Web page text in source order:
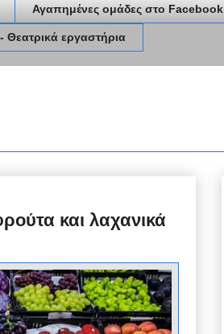
Αγαπημένες ομάδες στο Facebook
Θεατρικά εργαστήρια
και λαχανικά